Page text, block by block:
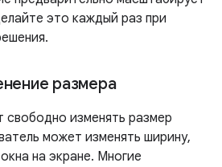
это каждый раз при
размера
свободно изменять размер
может изменять ширину,
на экране. Многие